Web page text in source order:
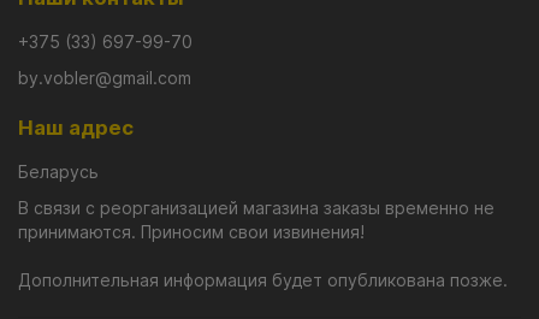
смену скорости проводки и паузы, на которых воблер
играть.
Активная игра Kosadaka 3D Crank XD делает его очень
поэтому воблер подойдёт даже новичкам.
+375 (33) 697-99-70
by.vobler@gmail.com
Наш адрес
Беларусь
В связи с реорганизацией магазина заказы временно не
принимаются. Приносим свои извинения!
Дополнительная информация будет опубликована позже.